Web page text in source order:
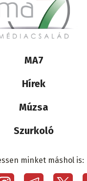
Lábléc
médiacsalád
MA7
Hírek
Múzsa
Szurkoló
minket máshol is: